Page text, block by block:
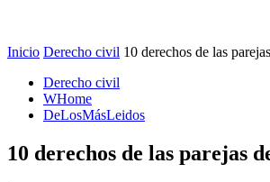
Inicio Derecho civil 10 derechos de las
Derecho civil
WHome
DeLosMásLeidos
10 derechos de las parejas